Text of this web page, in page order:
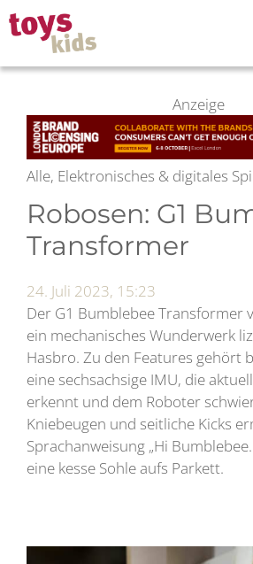
Zum
Inhalt
springen
Anzeige
Alle, Elektronisches & digitales
Robosen: G1
Transformer
24. Juli 2023, 15:23
Der G1 Bumblebee Transformer
ein mechanisches Wunderwerk
Hasbro. Zu den Features gehört
eine sechsachsige IMU, die
erkennt und dem Roboter
Kniebeugen und seitliche Kicks
Sprachanweisung „Hi
eine kesse Sohle aufs Parkett.